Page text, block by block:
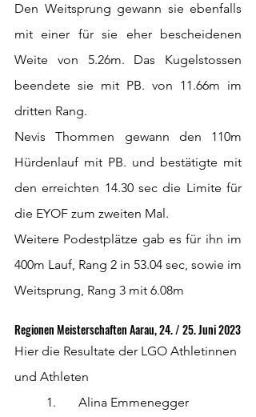
Den Weitsprung gewann sie ebenfalls
mit einer für sie eher bescheidenen
Weite von 5.26m. Das Kugelstossen
beendete sie mit PB. von 11.66m im
dritten Rang.
Nevis Thommen gewann den 110m
Hürdenlauf mit PB. und bestätigte mit
den erreichten 14.30 sec die Limite für
die EYOF zum zweiten Mal.
Weitere Podestplätze gab es für ihn im
400m Lauf, Rang 2 in 53.04 sec, sowie im
Weitsprung, Rang 3 mit 6.08m
Regionen Meisterschaften Aarau, 24. / 25. Juni 2023
Hier die Resultate der LGO Athletinnen
und Athleten